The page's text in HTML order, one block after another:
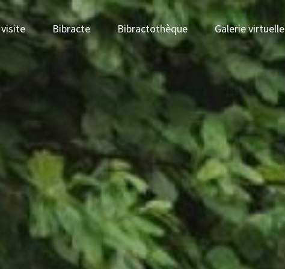
Bibracte Bibractothèque Galerie virtuelle